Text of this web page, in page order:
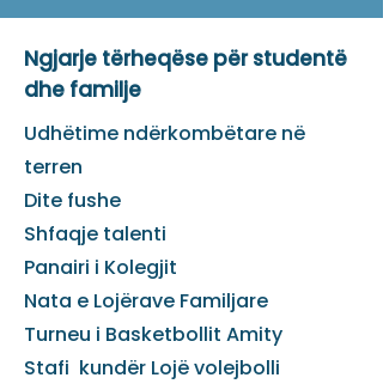
Ngjarje tërheqëse për studentë
dhe familje
Udhëtime ndërkombëtare në
terren
Dite fushe
Shfaqje talenti
Panairi i Kolegjit
Nata e Lojërave Familjare
Turneu i Basketbollit Amity
Stafi kundër Lojë volejbolli